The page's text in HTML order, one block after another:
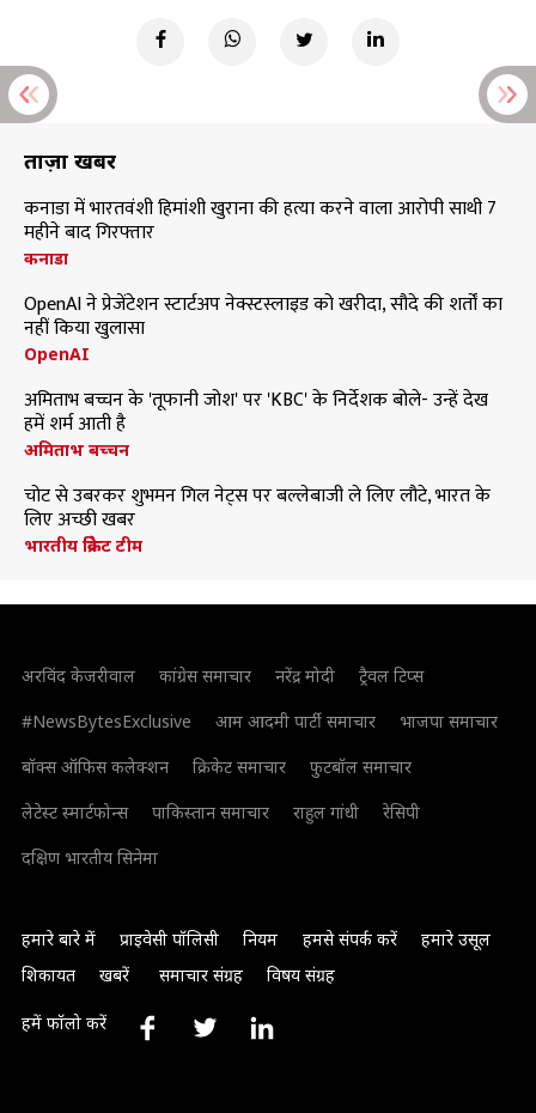
ताज़ा खबरें
कनाडा में भारतवंशी हिमांशी खुराना की हत्या करने वाला आरोपी साथी 7
महीने बाद गिरफ्तार
कनाडा
OpenAI ने प्रेजेंटेशन स्टार्टअप नेक्स्टस्लाइड को खरीदा, सौदे की शर्तों का
नहीं किया खुलासा
OpenAI
अमिताभ बच्चन के 'तूफानी जोश' पर 'KBC' के निर्देशक बोले- उन्हें देख
हमें शर्म आती है
अमिताभ बच्चन
चोट से उबरकर शुभमन गिल नेट्स पर बल्लेबाजी ले लिए लौटे, भारत के
लिए अच्छी खबर
भारतीय क्रिकेट टीम
अरविंद केजरीवाल कांग्रेस समाचार नरेंद्र मोदी
ट्रैवल टिप्स
#NewsBytesExclusive
आम आदमी पार्टी समाचार
भाजपा समाचार
बॉक्स ऑफिस कलेक्शन
क्रिकेट समाचार
फुटबॉल समाचार
लेटेस्ट स्मार्टफोन्स
पाकिस्तान समाचार राहुल गांधी
रेसिपी
दक्षिण भारतीय सिनेमा
हमारे बारे में प्राइवेसी पॉलिसी नियम हमसे संपर्क करें
हमारे उसूल
शिकायत
खबरें समाचार संग्रह विषय संग्रह
हमें फॉलो करें